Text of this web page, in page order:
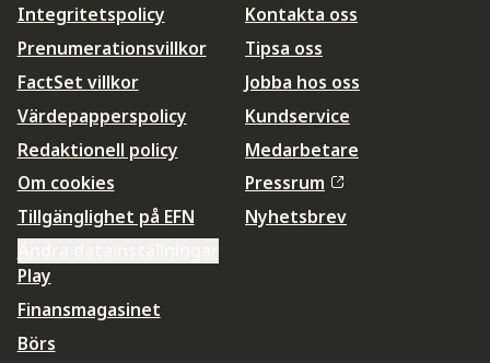
Integritetspolicy
Prenumerationsvillkor
FactSet villkor
Värdepapperspolicy
Redaktionell policy
Om cookies
Tillgänglighet på EFN
Kontakta oss
Tipsa oss
Jobba hos oss
Kundservice
Medarbetare
Pressrum
Nyhetsbrev
Play
Finansmagasinet
Börs